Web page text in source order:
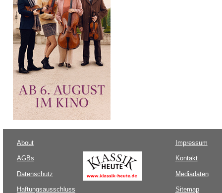
About
AGBs
Datenschutz
Haftungsausschluss
Impressum
Kontakt
Mediadaten
Sitemap